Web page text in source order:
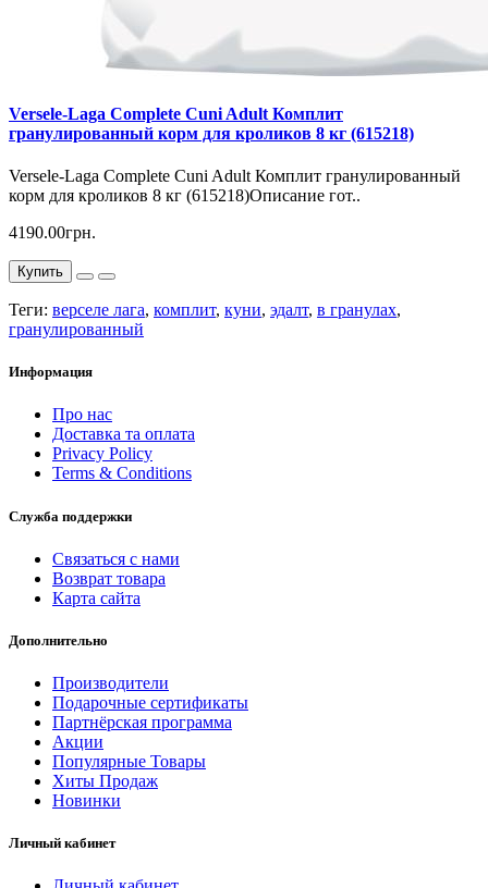
Versele-Laga Complete Cuni Adult Комплит
гранулированный корм для кроликов 8 кг (615218)
Versele-Laga Complete Cuni Adult Комплит гранулированный
корм для кроликов 8 кг (615218)Описание гот..
4190.00грн.
Купить
Теги: верселе лага, комплит, куни, эдалт, в гранулах,
гранулированный
Информация
Про нас
Доставка та оплата
Privacy Policy
Terms & Conditions
Служба поддержки
Связаться с нами
Возврат товара
Карта сайта
Дополнительно
Производители
Подарочные сертификаты
Партнёрская программа
Акции
Популярные Товары
Хиты Продаж
Новинки
Личный кабинет